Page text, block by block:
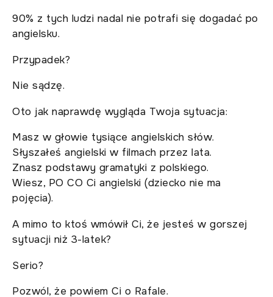
90% z tych ludzi nadal nie potrafi się dogadać po
angielsku.
Przypadek?
Nie sądzę.
Oto jak naprawdę wygląda Twoja sytuacja:
Masz w głowie tysiące angielskich słów.
Słyszałeś angielski w filmach przez lata.
Znasz podstawy gramatyki z polskiego.
Wiesz, PO CO Ci angielski (dziecko nie ma
pojęcia).
A mimo to ktoś wmówił Ci, że jesteś w gorszej
sytuacji niż 3-latek?
Serio?
Pozwól, że powiem Ci o Rafale.